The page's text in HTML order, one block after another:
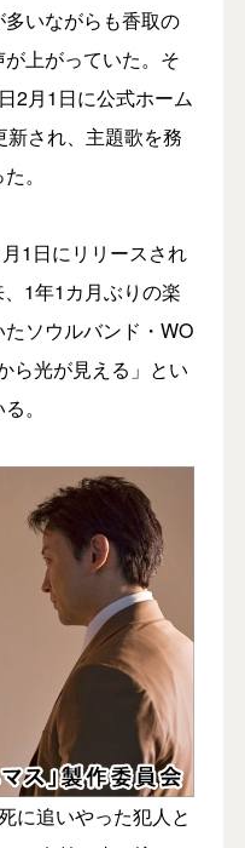
いながらも香取の
上がっていた。そ
2月1日に公式ホーム
され、主題歌を務
。
1日にリリースされ
1年1カ月ぶりの楽
ソウルバンド・WO
ら光が見える」とい
。
に追いやった犯人と